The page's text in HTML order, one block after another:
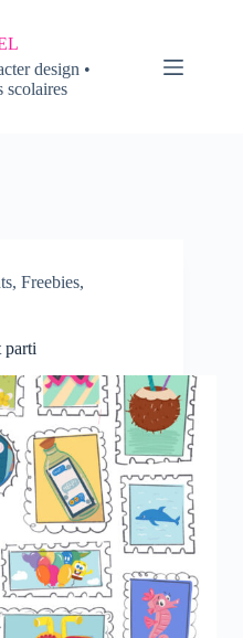
design •
scolaires
, Freebies,
parti